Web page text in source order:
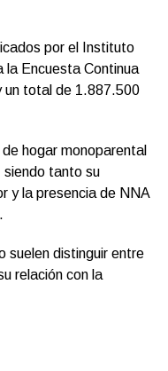
por el Instituto
la Encuesta Continua
un total de 1.887.500
hogar monoparental
siendo tanto su
y la presencia de NNA
suelen distinguir entre
relación con la